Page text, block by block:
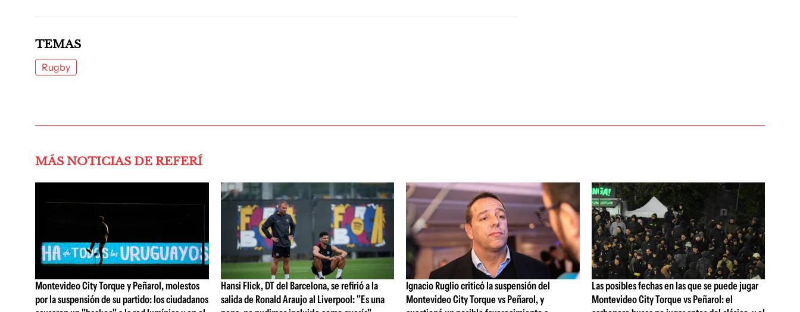
TEMAS
Rugby
MÁS NOTICIAS DE REFERÍ
Montevideo City Torque y Peñarol, molestos
por la suspensión de su partido: los ciudadanos
Hansi Flick, DT del Barcelona, se refirió a la
salida de Ronald Araujo al Liverpool: "Es una
Ignacio Ruglio criticó la suspensión del
Montevideo City Torque vs Peñarol, y
Las posibles fechas en las que se puede jugar
Montevideo City Torque vs Peñarol: el